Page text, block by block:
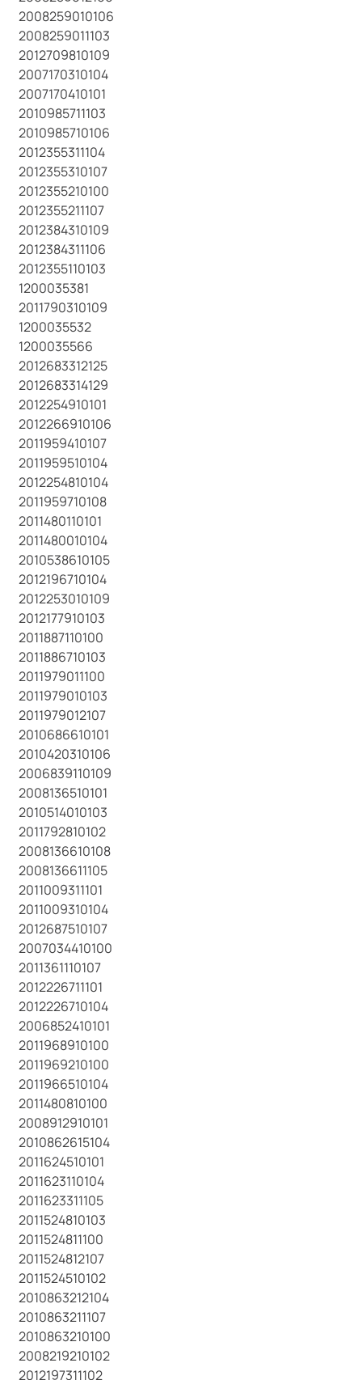
2008259010106
2008259011103
2012709810109
2007170310104
2007170410101
2010985711103
2010985710106
2012355311104
2012355310107
2012355210100
2012355211107
2012384310109
2012384311106
2012355110103
1200035381
2011790310109
1200035532
1200035566
2012683312125
2012683314129
2012254910101
2012266910106
2011959410107
2011959510104
2012254810104
2011959710108
2011480110101
2011480010104
2010538610105
2012196710104
2012253010109
2012177910103
2011887110100
2011886710103
2011979011100
2011979010103
2011979012107
2010686610101
2010420310106
2006839110109
2008136510101
2010514010103
2011792810102
2008136610108
2008136611105
2011009311101
2011009310104
2012687510107
2007034410100
2011361110107
2012226711101
2012226710104
2006852410101
2011968910100
2011969210100
2011966510104
2011480810100
2008912910101
2010862615104
2011624510101
2011623110104
2011623311105
2011524810103
2011524811100
2011524812107
2011524510102
2010863212104
2010863211107
2010863210100
2008219210102
2012197311102